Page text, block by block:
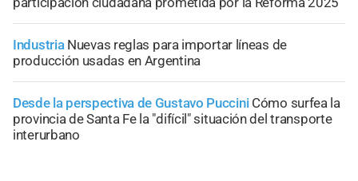
Industria Nuevas reglas para importar líneas de
producción usadas en Argentina
Desde la perspectiva de Gustavo Puccini Cómo surfea la
provincia de Santa Fe la "difícil" situación del transporte
interurbano